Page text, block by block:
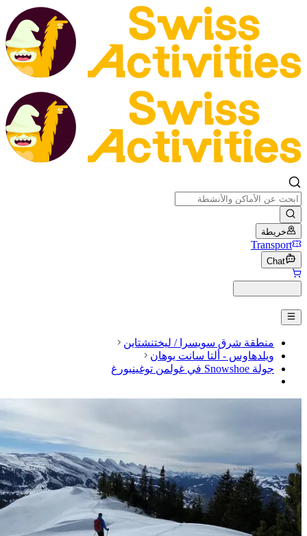
خريطة
Transport
Chat
منطقة شرق سويسرا / ليختنشتاين
ويلدهاوس - ألتا سانت يوهان
جولة Snowshoe في غولمن توغينبورغ